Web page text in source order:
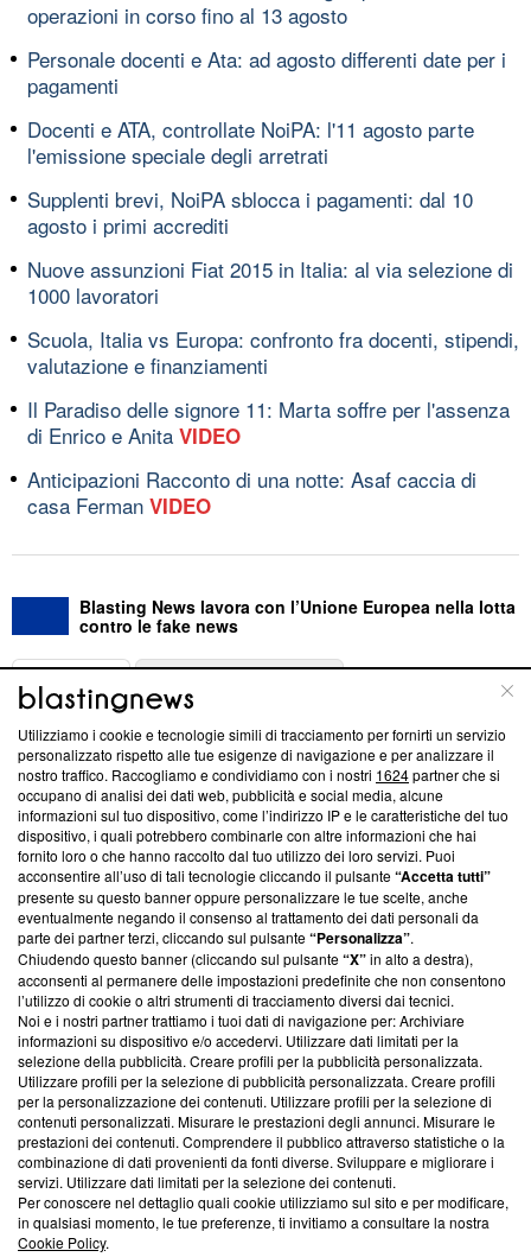
operazioni in corso fino al 13 agosto
Personale docenti e Ata: ad agosto differenti date per i
pagamenti
Docenti e ATA, controllate NoiPA: l'11 agosto parte
l'emissione speciale degli arretrati
Supplenti brevi, NoiPA sblocca i pagamenti: dal 10
agosto i primi accrediti
Nuove assunzioni Fiat 2015 in Italia: al via selezione di
1000 lavoratori
Scuola, Italia vs Europa: confronto fra docenti, stipendi,
valutazione e finanziamenti
Il Paradiso delle signore 11: Marta soffre per l'assenza
di Enrico e Anita VIDEO
Anticipazioni Racconto di una notte: Asaf caccia di
casa Ferman VIDEO
Blasting News lavora con l’Unione Europea nella lotta
contro le fake news
ABOUT
Questa sezione offre informazioni trasparenti su Blasting
News, sui nostri processi editoriali e su come ci impegniamo a
creare news di qualità. Inoltre, afferma la nostra aderenza a
‘Trust Project - News with Integrity’Blasting News non è
ancora membro del programma, ma ha richiesto di farne
parte; Trust Project non ha ancora effettuato una verifica di
conformità agli standard.
Su di noi
Team editoriale
Corporate
Redazione
Informativa Privacy
Cookie Policy
Blasting SA, IDI CHE-247.845.224, Via Carlo Frasca, 3 - 6900
Lugano (Svizzera) Tel:+39 0690258937
Utilizziamo i cookie e tecnologie simili di tracciamento per fornirti un servizio
personalizzato rispetto alle tue esigenze di navigazione e per analizzare il
nostro traffico. Raccogliamo e condividiamo con i nostri 1624partner che si
occupano di analisi dei dati web, pubblicità e social media, alcune
informazioni sul tuo dispositivo, come l’indirizzo IP e le caratteristiche del tuo
dispositivo, i quali potrebbero combinarle con altre informazioni che hai
fornito loro o che hanno raccolto dal tuo utilizzo dei loro servizi. Puoi
acconsentire all’uso di tali tecnologie cliccando il pulsante“Accetta tutti”
presente su questo banner oppure personalizzare le tue scelte, anche
eventualmente negando il consenso al trattamento dei dati personali da
parte dei partner terzi, cliccando sul pulsante“Personalizza”.
Chiudendo questo banner (cliccando sul pulsante“X”in alto a destra),
acconsenti al permanere delle impostazioni predefinite che non consentono
l’utilizzo di cookie o altri strumenti di tracciamento diversi dai tecnici.
Noi e i nostri partner trattiamo i tuoi dati di navigazione per: Archiviare
informazioni su dispositivo e/o accedervi. Utilizzare dati limitati per la
selezione della pubblicità. Creare profili per la pubblicità personalizzata.
Utilizzare profili per la selezione di pubblicità personalizzata. Creare profili
per la personalizzazione dei contenuti. Utilizzare profili per la selezione di
contenuti personalizzati. Misurare le prestazioni degli annunci. Misurare le
prestazioni dei contenuti. Comprendere il pubblico attraverso statistiche o la
combinazione di dati provenienti da fonti diverse. Sviluppare e migliorare i
servizi. Utilizzare dati limitati per la selezione dei contenuti.
Per conoscere nel dettaglio quali cookie utilizziamo sul sito e per modificare,
in qualsiasi momento, le tue preferenze, ti invitiamo a consultare la nostra
Cookie Policy.